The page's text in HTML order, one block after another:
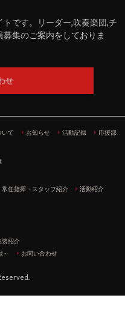
です。リーダー,吹奏楽団,チ
集のご案内をしておりま
せ
いて お知らせ 活動記録
応援部
常任指揮・スタッフ紹介 活動紹介
装紹介
～ お問い合わせ